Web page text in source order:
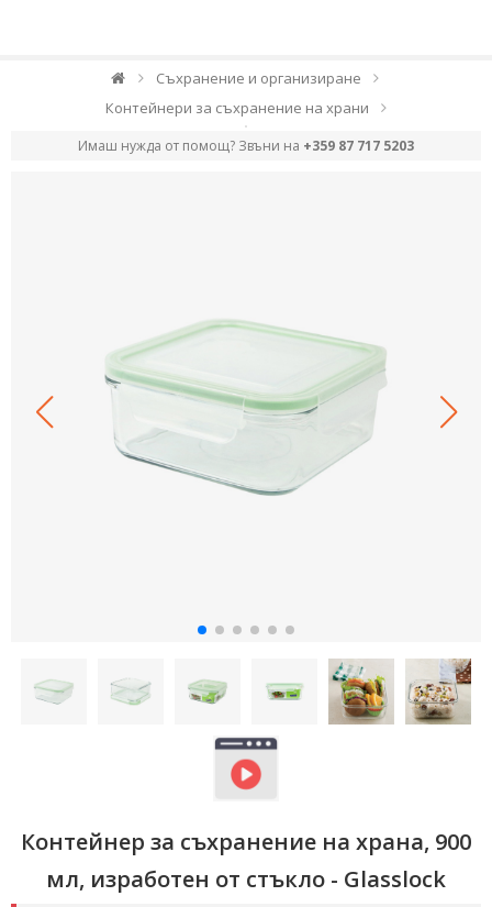
Съхранение и организиране
Контейнери за съхранение на храни
Имаш нужда от помощ? Звъни на +359 87 717 5203
Контейнер за съхранение на храна, 900
мл, изработен от стъкло - Glasslock